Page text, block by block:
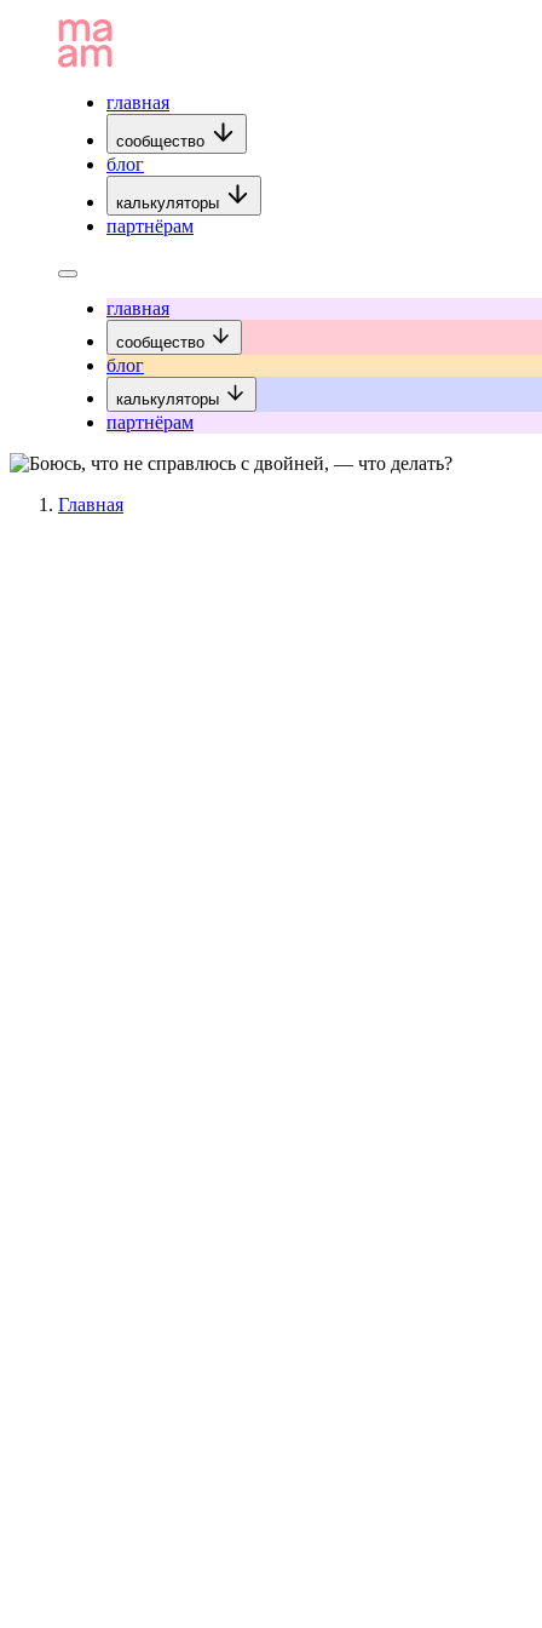
главная
сообщество
блог
калькуляторы
партнёрам
главная
сообщество
блог
калькуляторы
партнёрам
Главная